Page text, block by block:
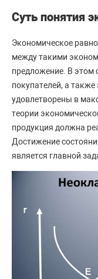
Суть понятия
Экономическое
между такими
предложение. В этом
покупателей, а
удовлетворены в
теории
продукция должна
Достижение
является главной